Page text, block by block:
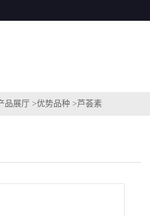
品展厅 >优势品种 >芦荟素